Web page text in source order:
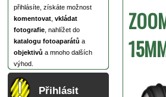
přihlásíte, získáte možnost
komentovat vkládat
fotografie , nahlížet do
katalogu fotoaparátů a
objektivů a mnoho dalších
výhod.
Přihlásit